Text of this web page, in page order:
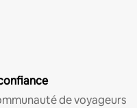
de voyageurs